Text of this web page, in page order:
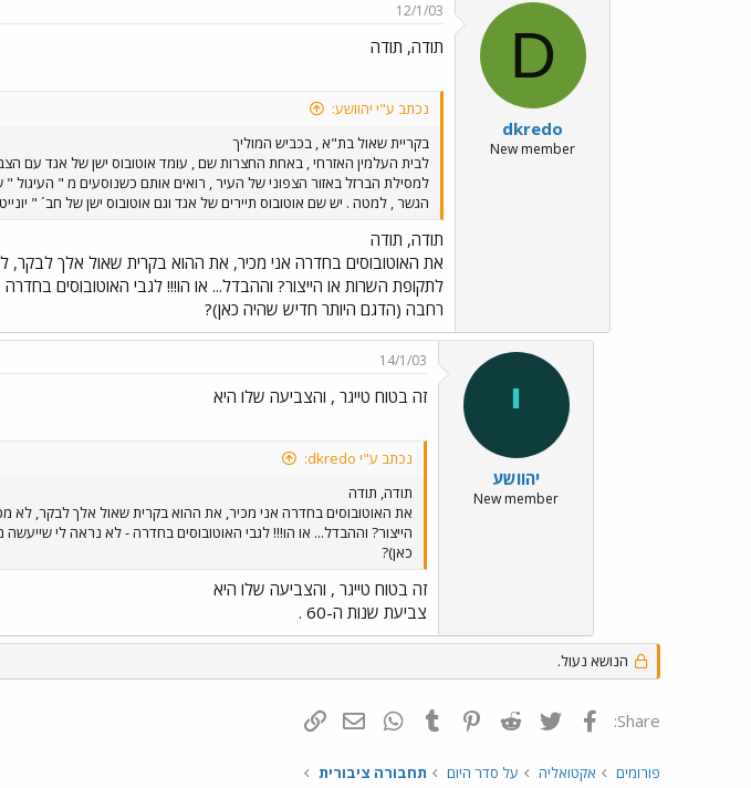
D
dkredo
New member
12/1/03
תודה, תודה
נכתב ע"י יהוושע:
בקריית שאול בת"א , בכביש המוליך
למסילת הברזל באזור הצפוני של העיר , רואים אותם כשנוסעים מ "
הגשר , למטה . יש שם אוטובוס תיירים של אגד וגם אוטובוס ישן של חב´ "
תודה, תודה
את האוטובוסים בחדרה אני מכיר, את ההוא בקרית שאול אלך לבקר,
לתקופת השרות או הייצור? וההבדל... או הו!!! לגבי האוטובוסים
רחבה (הדגם היותר חדיש שהיה כאן)?
י
יהוושע
New member
14/1/03
זה בטוח טייגר , והצביעה שלו היא
נכתב ע"י dkredo:
תודה, תודה
את האוטובוסים בחדרה אני מכיר, את ההוא בקרית שאול אלך לבקר, לא
הייצור? וההבדל... או הו!!! לגבי האוטובוסים בחדרה - לא נראה לי
כאן)?
זה בטוח טייגר , והצביעה שלו היא
צביעת שנות ה-60 .
הנושא נעול.
Share: פייסבוק Twitter
Reddit
Pinterest
Tumblr
WhatsAppדואר אלקטרוני
פורומים אקטואליה על סדר היום תחבורה ציבורית